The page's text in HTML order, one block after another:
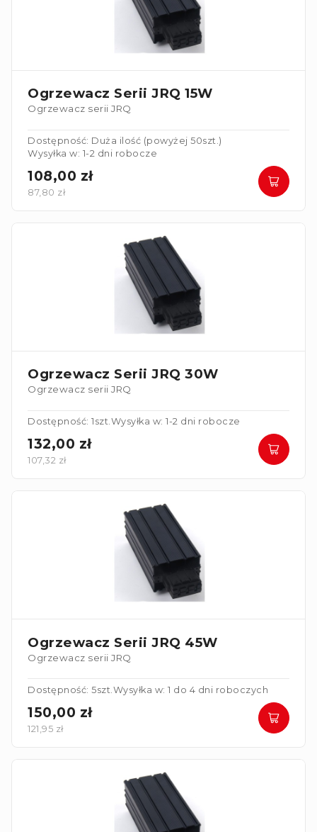
Ogrzewacz Serii JRQ 15W
Ogrzewacz serii JRQ
Dostępność: Duża ilość (powyżej 50szt.)
Wysyłka w: 1-2 dni robocze
108,00 zł
87,80 zł
Ogrzewacz Serii JRQ 30W
Ogrzewacz serii JRQ
Dostępność: 1szt.Wysyłka w: 1-2 dni robocze
132,00 zł
107,32 zł
Ogrzewacz Serii JRQ 45W
Ogrzewacz serii JRQ
Dostępność: 5szt. Wysyłka w: 1 do 4 dni roboczych
150,00 zł
121,95 zł